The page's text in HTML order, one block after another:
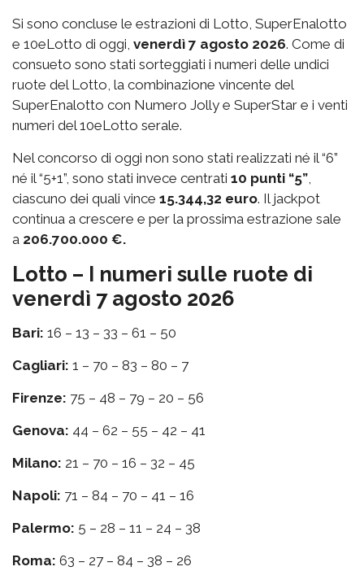
Si sono concluse le estrazioni di Lotto, SuperEnalotto
e 10eLotto di oggi, venerdì 7 agosto 2026. Come di
consueto sono stati sorteggiati i numeri delle undici
ruote del Lotto, la combinazione vincente del
SuperEnalotto con Numero Jolly e SuperStar e i venti
numeri del 10eLotto serale.
Nel concorso di oggi non sono stati realizzati né il “6”
né il “5+1”, sono stati invece centrati 10 punti “5”,
ciascuno dei quali vince 15.344,32 euro. Il jackpot
continua a crescere e per la prossima estrazione sale
a 206.700.000 €.
Lotto – I numeri sulle ruote di
venerdì 7 agosto 2026
Bari: 16 – 13 – 33 – 61 – 50
Cagliari: 1 – 70 – 83 – 80 – 7
Firenze: 75 – 48 – 79 – 20 – 56
Genova: 44 – 62 – 55 – 42 – 41
Milano: 21 – 70 – 16 – 32 – 45
Napoli: 71 – 84 – 70 – 41 – 16
Palermo: 5 – 28 – 11 – 24 – 38
Roma: 63 – 27 – 84 – 38 – 26